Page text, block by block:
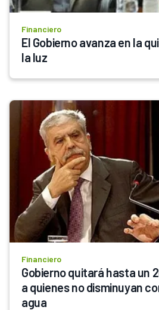
Financiero
El Gobierno avanza en la
la luz
Financiero
Gobierno quitará hasta un
a quienes no disminuyan
agua